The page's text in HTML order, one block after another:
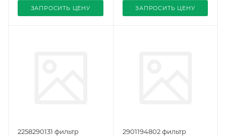
ЗАПРОСИТЬ ЦЕНУ ЗАПРОСИТЬ ЦЕНУ
2258290131 фильтр
2901194802 фильтр